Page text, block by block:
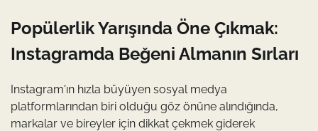
Popülerlik Yarışında Öne Çıkmak:
Instagramda Beğeni Almanın Sırları
Instagram'ın hızla büyüyen sosyal medya
platformlarından biri olduğu göz önüne alındığında,
markalar ve bireyler için dikkat çekmek giderek